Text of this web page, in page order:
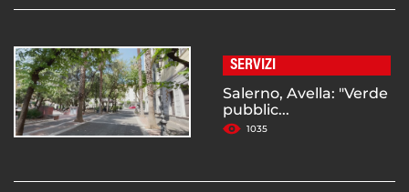
SERVIZI
Salerno, Avella: "Verde
pubblic...
1035